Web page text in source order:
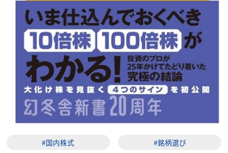
#国内株式 #銘柄選び